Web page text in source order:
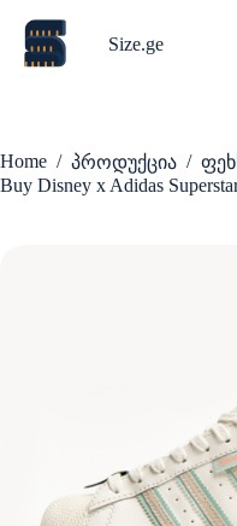
content
Size.ge
Home / პროდუქცია /
Buy Disney x Adidas